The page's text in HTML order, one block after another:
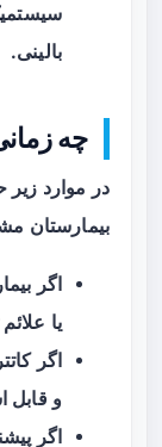
بالینی.
چه
در موارد زیر
بیمارستان
اگر
یا
اگر
و قابل